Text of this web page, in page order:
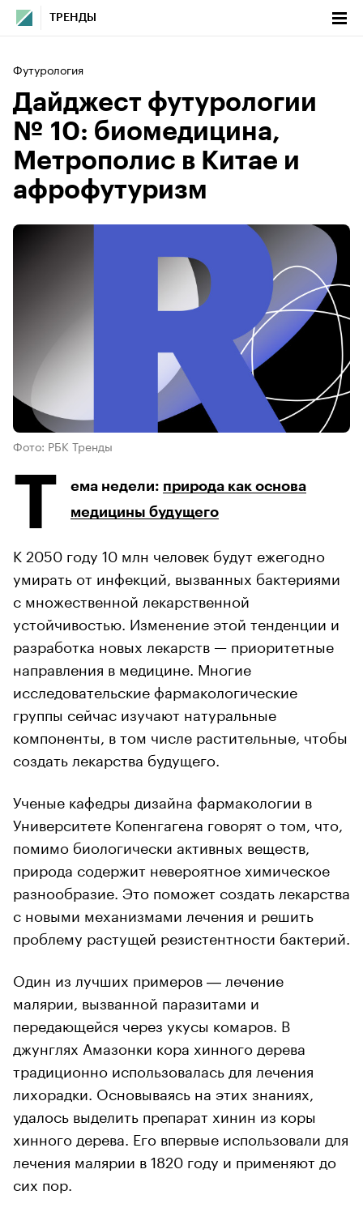
ТРЕНДЫ
Футурология
Дайджест футурологии
№ 10: биомедицина,
Метрополис в Китае и
афрофутуризм
Фото: РБК Тренды
Т ема недели: природа как основа
медицины будущего
К 2050 году 10 млн человек будут ежегодно
умирать от инфекций, вызванных бактериями
с множественной лекарственной
устойчивостью. Изменение этой тенденции и
разработка новых лекарств — приоритетные
направления в медицине. Многие
исследовательские фармакологические
группы сейчас изучают натуральные
компоненты, в том числе растительные, чтобы
создать лекарства будущего.
Ученые кафедры дизайна фармакологии в
Университете Копенгагена говорят о том, что,
помимо биологически активных веществ,
природа содержит невероятное химическое
разнообразие. Это поможет создать лекарства
с новыми механизмами лечения и решить
проблему растущей резистентности бактерий.
Один из лучших примеров ― лечение
малярии, вызванной паразитами и
передающейся через укусы комаров. В
джунглях Амазонки кора хинного дерева
традиционно использовалась для лечения
лихорадки. Основываясь на этих знаниях,
удалось выделить препарат хинин из коры
хинного дерева. Его впервые использовали для
лечения малярии в 1820 году и применяют до
сих пор.